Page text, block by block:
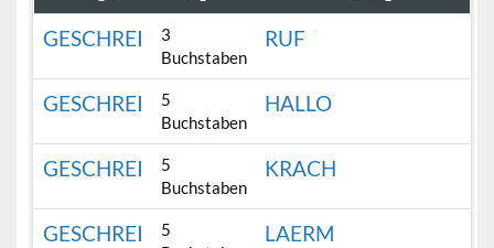
GESCHREI
3
Buchstaben
RUF
GESCHREI
5
Buchstaben
HALLO
GESCHREI
5
Buchstaben
KRACH
GESCHREI
5
LAERM